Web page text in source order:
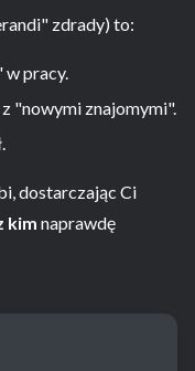
zdrady) to:
w pracy.
"nowymi znajomymi".
dostarczając Ci
kim naprawdę